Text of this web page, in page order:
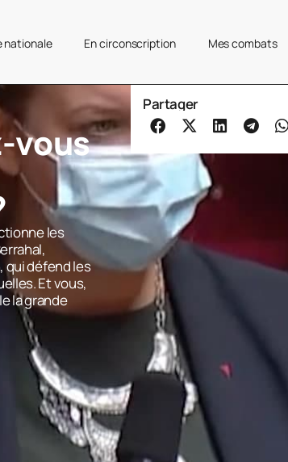
nationale En circonscription Mes combats
vous
les
qui défend les
Et vous,
la grande
Partager